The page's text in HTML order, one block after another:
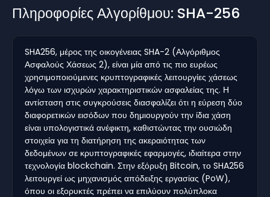
Πληροφορίες Αλγορίθμου: SHA-256
SHA256, μέρος της οικογένειας SHA-2 (Αλγόριθμος
Ασφαλούς Χάσεως 2), είναι μία από τις πιο ευρέως
χρησιμοποιούμενες κρυπτογραφικές λειτουργίες χάσεως
λόγω των ισχυρών χαρακτηριστικών ασφαλείας της. Η
αντίσταση στις συγκρούσεις διασφαλίζει ότι η εύρεση δύο
διαφορετικών εισόδων που δημιουργούν την ίδια χάση
είναι υπολογιστικά ανέφικτη, καθιστώντας την ουσιώδη
στοιχεία για τη διατήρηση της ακεραιότητας των
δεδομένων σε κρυπτογραφικές εφαρμογές, ιδιαίτερα στην
τεχνολογία blockchain. Στην εξόρυξη Bitcoin, το SHA256
λειτουργεί ως μηχανισμός απόδειξης εργασίας (PoW),
όπου οι εξορυκτές πρέπει να επιλύουν πολύπλοκα